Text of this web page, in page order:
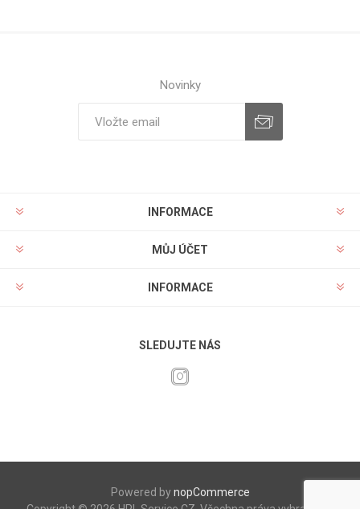
Novinky
INFORMACE
MŮJ ÚČET
INFORMACE
SLEDUJTE NÁS
Powered bynopCommerce